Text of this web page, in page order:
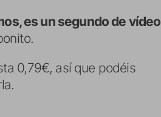
es un segundo de vídeo
0,79€, así que podéis